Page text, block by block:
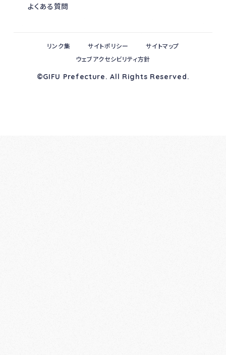
よくある質問
©GIFU Prefecture. All Rights Reserved.
リンク集 サイトポリシー
サイトマップ
ウェブアクセシビリティ方針